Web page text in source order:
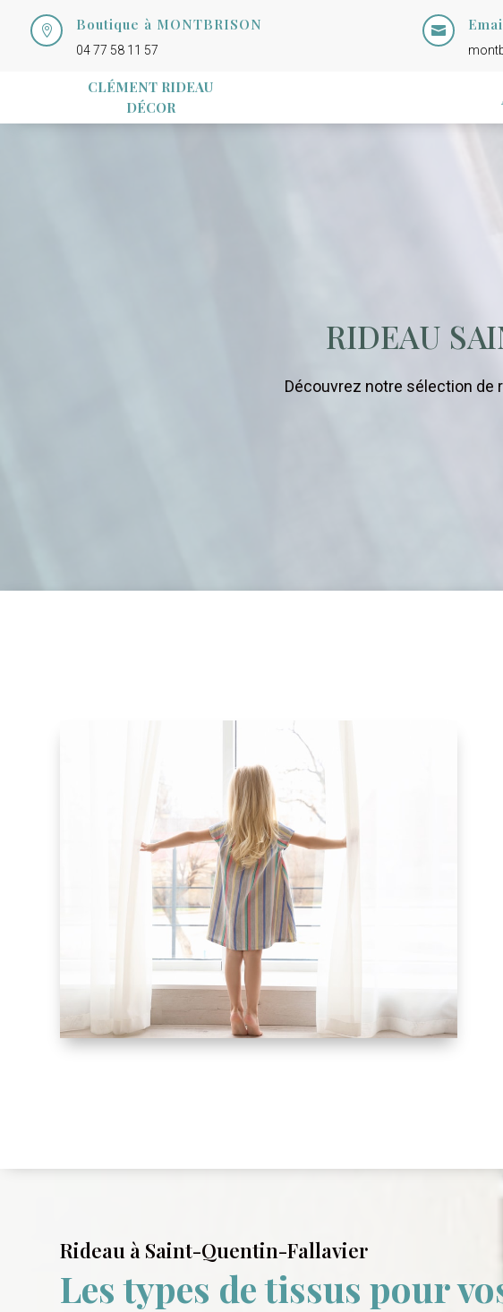
 Boutique à MONTBRISON
04 77 58 11 57

CLÉMENT RIDEAU
DÉCOR
RIDEAU
Découvrez notre sélection de
Rideau à Saint-Quentin-Fallavier
Les types de tissus pour